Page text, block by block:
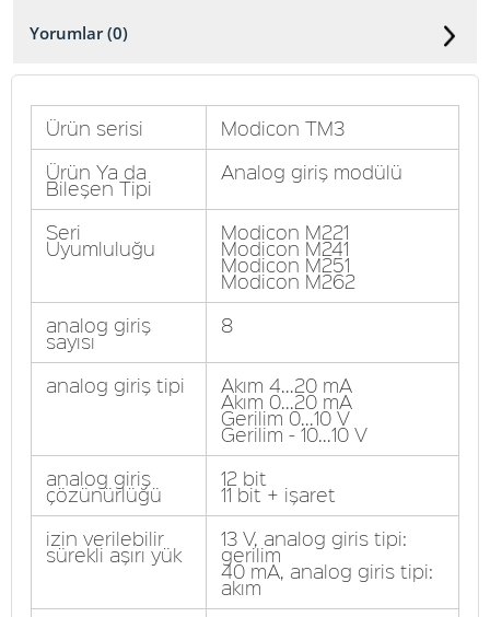
Yorumlar (0)
Ürün serisi
Modicon TM3
Ürün Ya da
Bileşen Tipi
Analog giriş modülü
Seri
Uyumluluğu
Modicon M221
Modicon M241
Modicon M251
Modicon M262
analog giriş
sayısı
8
analog giriş tipi Akım 4...20 mA
Akım 0...20 mA
Gerilim 0...10 V
Gerilim - 10...10 V
analog giriş
çözünürlüğü
12 bit
11 bit + işaret
izin verilebilir
sürekli aşırı yük
13 V, analog giris tipi:
gerilim
40 mA, analog giris tipi:
akım